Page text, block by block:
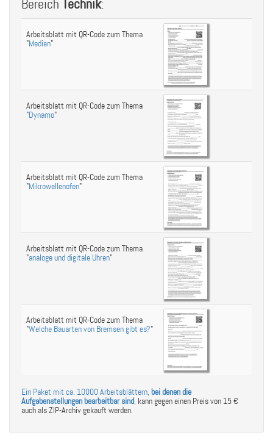
Bereich Technik:
Arbeitsblatt mit QR-Code zum Thema
"Medien"
Arbeitsblatt mit QR-Code zum Thema
"Dynamo"
Arbeitsblatt mit QR-Code zum Thema
"Mikrowellenofen"
Arbeitsblatt mit QR-Code zum Thema
"analoge und digitale Uhren"
Arbeitsblatt mit QR-Code zum Thema
"Welche Bauarten von Bremsen gibt es?"
Ein Paket mit ca. 10000 Arbeitsblättern, bei denen die
Aufgabenstellungen bearbeitbar sind, kann gegen einen Preis von 15 €
auch als ZIP-Archiv gekauft werden.